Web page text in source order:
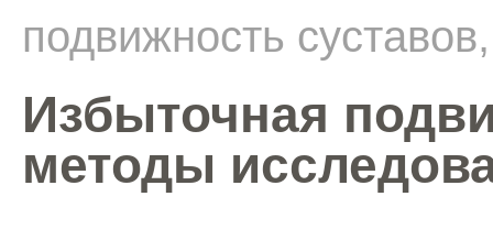
подвижность
Избыточная
методы